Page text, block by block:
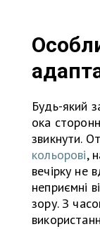
Будь-який
ока
звикнути.
кольорові,
вечірку не
неприємні
зору. З